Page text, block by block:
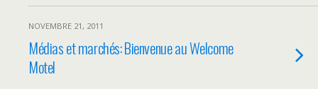
NOVEMBRE 21, 2011
Médias et marchés: Bienvenue au Welcome
Motel